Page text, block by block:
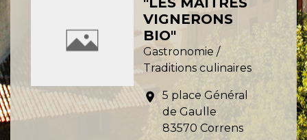
VIGNERONS
BIO"
Gastronomie /
Traditions culinaires
location_on 5 place Général
de Gaulle
83570 Correns